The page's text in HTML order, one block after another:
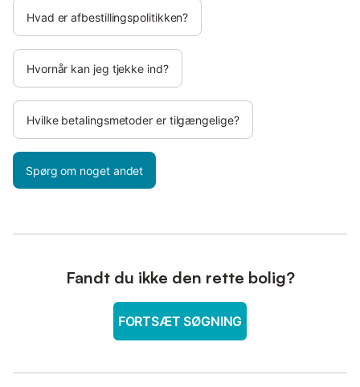
Hvad er afbestillingspolitikken?
Hvornår kan jeg tjekke ind?
Hvilke betalingsmetoder er tilgængelige?
Spørg om noget andet
Fandt du ikke den rette bolig?
FORTSÆT SØGNING